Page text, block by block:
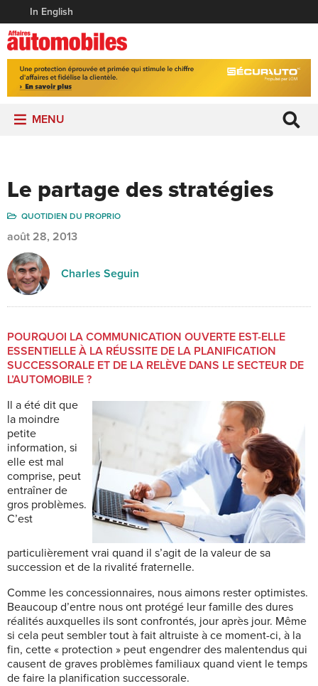
In English
MENU
Le partage des stratégies
QUOTIDIEN DU PROPRIO
août 28, 2013
Charles Seguin
POURQUOI LA COMMUNICATION OUVERTE EST-ELLE
ESSENTIELLE À LA RÉUSSITE DE LA PLANIFICATION
SUCCESSORALE ET DE LA RELÈVE DANS LE SECTEUR DE
L’AUTOMOBILE ?
Il a été dit que
la moindre
petite
information, si
elle est mal
comprise, peut
entraîner de
gros problèmes.
C’est
particulièrement vrai quand il s’agit de la valeur de sa
succession et de la rivalité fraternelle.
Comme les concessionnaires, nous aimons rester optimistes.
Beaucoup d’entre nous ont protégé leur famille des dures
réalités auxquelles ils sont confrontés, jour après jour. Même
si cela peut sembler tout à fait altruiste à ce moment-ci, à la
fin, cette « protection » peut engendrer des malentendus qui
causent de graves problèmes familiaux quand vient le temps
de faire la planification successorale.